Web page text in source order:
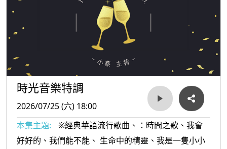
時光音樂特調
2026/07/25 (六) 18:00
本集主題:
※經典華語流行歌曲、：時間之歌、我會
好好的、我們能不能、 生命中的精靈、我是一隻小小